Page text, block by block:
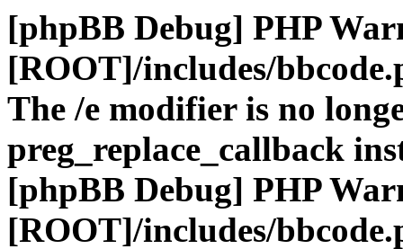
[phpBB Debug] PHP
[ROOT]/includes/
The /e modifier is no
preg_replace_callback
[phpBB Debug] PHP
[ROOT]/includes/